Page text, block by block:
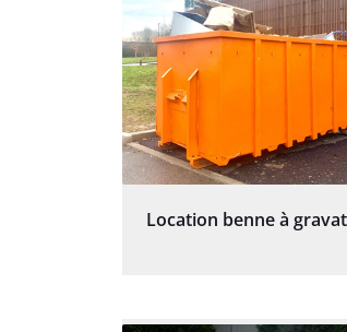
Location benne à